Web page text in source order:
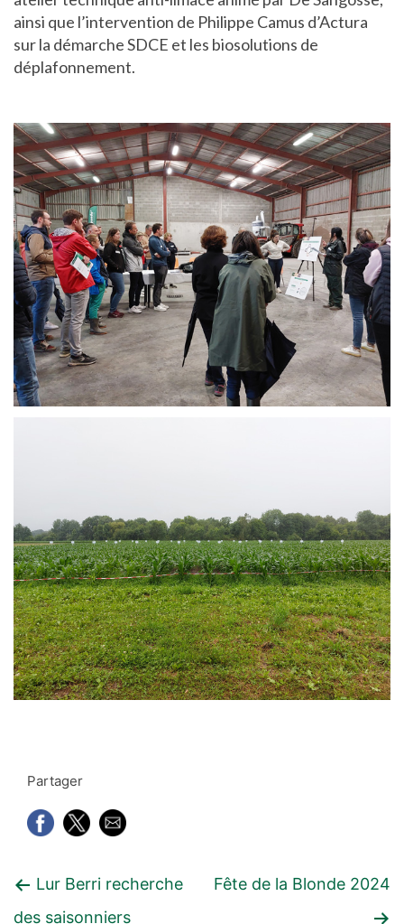
ainsi que l’intervention de Philippe Camus d’Actura
sur la démarche SDCE et les biosolutions de
déplafonnement.
Partager
Navigation
de
Article
précédent
Lur Berri recherche
des saisonniers
Article
Fête de la Blonde 2024